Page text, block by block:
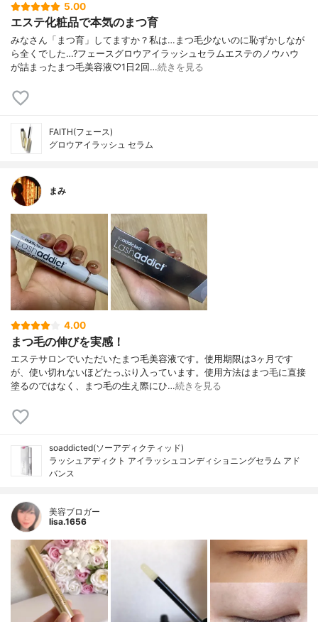
5.00
エステ化粧品で本気のまつ育
みなさん「まつ育」してますか？私は…まつ毛少ないのに恥ずかしなが
ら全くでした…?フェースグロウアイラッシュセラムエステのノウハウ
が詰まったまつ毛美容液♡1日2回…続きを見る
FAITH(フェース)
グロウアイラッシュ セラム
まみ
4.00
まつ毛の伸びを実感！
エステサロンでいただいたまつ毛美容液です。使用期限は3ヶ月です
が、使い切れないほどたっぷり入っています。使用方法はまつ毛に直接
塗るのではなく、まつ毛の生え際にひ…続きを見る
soaddicted(ソーアディクティッド)
ラッシュアディクト アイラッシュコンディショニングセラム アド
バンス
美容ブロガー
lisa.1656